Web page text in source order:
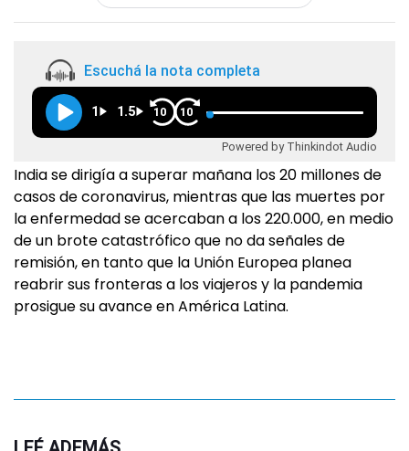
Escuchá la nota completa
1 1.5 10 10
Powered by Thinkindot Audio
India se dirigía a superar mañana los 20 millones de
casos de coronavirus, mientras que las muertes por
la enfermedad se acercaban a los 220.000, en medio
de un brote catastrófico que no da señales de
remisión, en tanto que la Unión Europea planea
reabrir sus fronteras a los viajeros y la pandemia
prosigue su avance en América Latina.